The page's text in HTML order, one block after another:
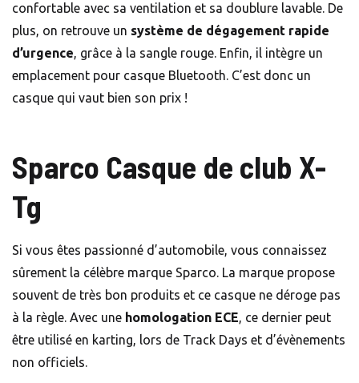
confortable avec sa ventilation et sa doublure lavable. De
plus, on retrouve un système de dégagement rapide
d’urgence, grâce à la sangle rouge. Enfin, il intègre un
emplacement pour casque Bluetooth. C’est donc un
casque qui vaut bien son prix !
Sparco Casque de club X-
Tg
Si vous êtes passionné d’automobile, vous connaissez
sûrement la célèbre marque Sparco. La marque propose
souvent de très bon produits et ce casque ne déroge pas
à la règle. Avec une homologation ECE, ce dernier peut
être utilisé en karting, lors de Track Days et d’évènements
non officiels.